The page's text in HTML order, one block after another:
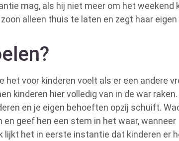
mag, als hij niet meer om het weekend
alleen thuis te laten en zegt haar
het voor kinderen voelt als er een andere
kinderen hier volledig van in de war
en je eigen behoeften opzij schuift.
geef hen een stem in het waar,
lijkt het in eerste instantie dat kinderen er